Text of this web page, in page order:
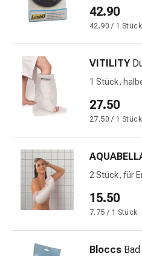
Infektionen
Windpocken
Neurologische
Erkrankungen
Stoffwechsel
Osteoporose
-
mittel
Mücken-
Zeckenschutz
Zeckenpinzette
Anti-
42.90
42.90 / 1 Stück
VITILITY
1 Stück,
27.50
27.50 / 1 Stück
2 Stück, für
15.50
7.75 / 1 Stück
Bloccs